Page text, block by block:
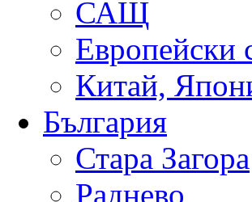
САЩ
Европейски
Китай,
България
Стара Загора
Раднево